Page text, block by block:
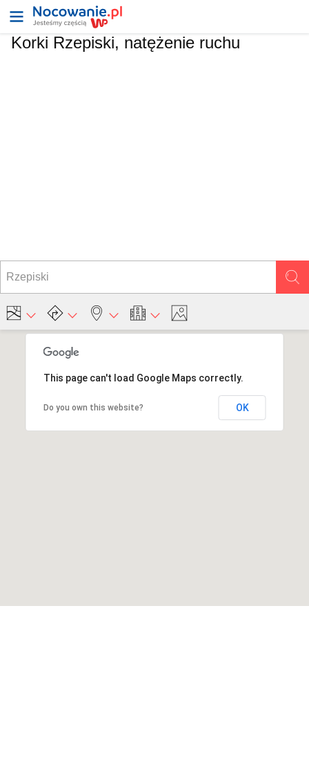
Korki Rzepiski, natężenie ruchu
This page can't load Google Maps correctly.
Do you own this website? OK